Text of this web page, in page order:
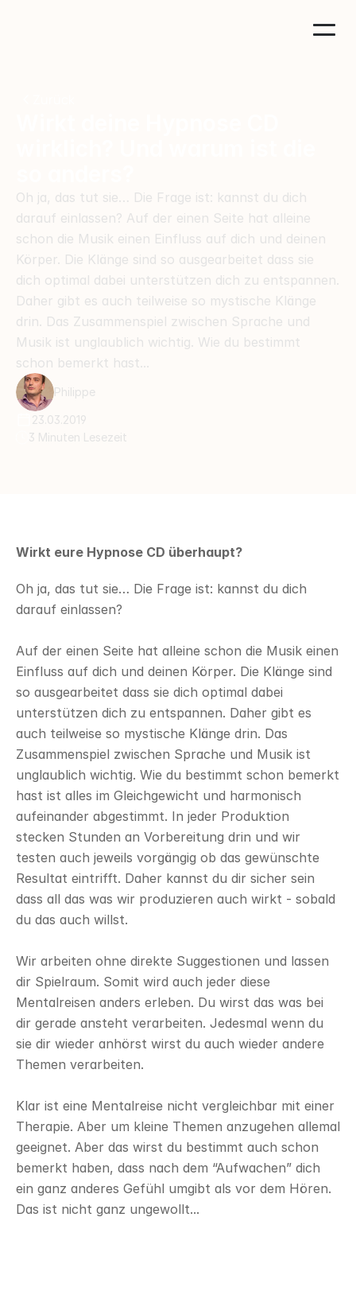
Oh ja, das tut sie… Die Frage ist: kannst du dich
darauf einlassen? Auf der einen Seite hat alleine
schon die Musik einen Einfluss auf dich und deinen
Körper. Die Klänge sind so ausgearbeitet dass sie
dich optimal dabei unterstützen dich zu entspannen.
Daher gibt es auch teilweise so mystische Klänge
drin. Das Zusammenspiel zwischen Sprache und
Musik ist unglaublich wichtig. Wie du bestimmt
schon bemerkt hast...
Philippe
23.03.2019
3 Minuten Lesezeit
Wirkt eure Hypnose CD überhaupt?
Oh ja, das tut sie… Die Frage ist: kannst du dich
darauf einlassen?
Auf der einen Seite hat alleine schon die Musik einen
Einfluss auf dich und deinen Körper. Die Klänge sind
so ausgearbeitet dass sie dich optimal dabei
unterstützen dich zu entspannen. Daher gibt es
auch teilweise so mystische Klänge drin. Das
Zusammenspiel zwischen Sprache und Musik ist
unglaublich wichtig. Wie du bestimmt schon bemerkt
hast ist alles im Gleichgewicht und harmonisch
aufeinander abgestimmt. In jeder Produktion
stecken Stunden an Vorbereitung drin und wir
testen auch jeweils vorgängig ob das gewünschte
Resultat eintrifft. Daher kannst du dir sicher sein
dass all das was wir produzieren auch wirkt - sobald
du das auch willst.
Wir arbeiten ohne direkte Suggestionen und lassen
dir Spielraum. Somit wird auch jeder diese
Mentalreisen anders erleben. Du wirst das was bei
dir gerade ansteht verarbeiten. Jedesmal wenn du
sie dir wieder anhörst wirst du auch wieder andere
Themen verarbeiten.
Klar ist eine Mentalreise nicht vergleichbar mit einer
Therapie. Aber um kleine Themen anzugehen allemal
geeignet. Aber das wirst du bestimmt auch schon
bemerkt haben, dass nach dem “Aufwachen” dich
ein ganz anderes Gefühl umgibt als vor dem Hören.
Das ist nicht ganz ungewollt...